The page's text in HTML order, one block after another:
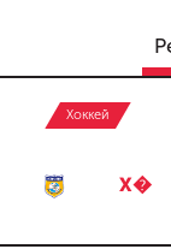
Хоккей
Х�